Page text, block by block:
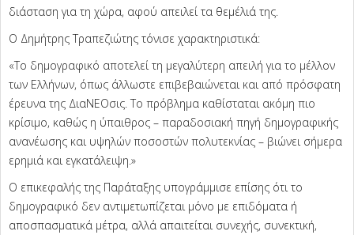
διάσταση για τη χώρα, αφού απειλεί τα θεμέλιά της.
Ο Δημήτρης Τραπεζιώτης τόνισε χαρακτηριστικά:
«Το δημογραφικό αποτελεί τη μεγαλύτερη απειλή για το μέλλον
των Ελλήνων, όπως άλλωστε επιβεβαιώνεται και από πρόσφατη
έρευνα της ΔιαΝΕΟσις. Το πρόβλημα καθίσταται ακόμη πιο
κρίσιμο, καθώς η ύπαιθρος – παραδοσιακή πηγή δημογραφικής
ανανέωσης και υψηλών ποσοστών πολυτεκνίας – βιώνει σήμερα
ερημιά και εγκατάλειψη.»
Ο επικεφαλής της Παράταξης υπογράμμισε επίσης ότι το
δημογραφικό δεν αντιμετωπίζεται μόνο με επιδόματα ή
αποσπασματικά μέτρα, αλλά απαιτείται συνεχής, συνεκτική,